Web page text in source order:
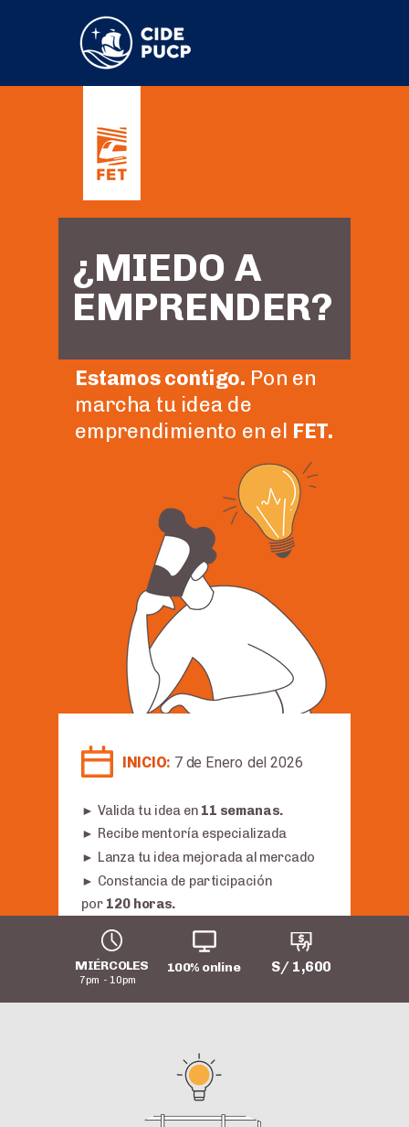
Estamos contigo. Pon en
marcha tu idea de
emprendimiento en el FET.
¿MIEDO A
EMPRENDER?
INICIO: 7 de Enero del 2026
► Valida tu idea en 11 semanas.
► Recibe mentoría especializada
► Lanza tu idea mejorada al mercado
► Constancia de participación
por 120 horas.
MIÉRCOLES
7pm - 10pm
100% online S/ 1,600